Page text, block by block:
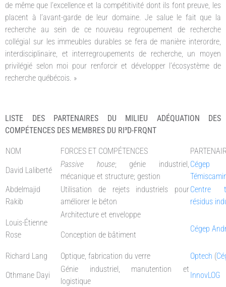
de même que l’excellence et la compétitivité dont ils font preuve, les
placent à l’avant-garde de leur domaine. Je salue le fait que la
recherche au sein de ce nouveau regroupement de recherche
collégial sur les immeubles durables se fera de manière interordre,
interdisciplinaire, et interregroupements de recherche, un moyen
privilégié selon moi pour renforcir et développer l’écosystème de
recherche québécois. »
LISTE DES PARTENAIRES DU MILIEU ADÉQUATION DES
COMPÉTENCES DES MEMBRES DU RI³D-FRQNT
NOM FORCES ET COMPÉTENCES
David Laliberté
Passive house; génie industriel,
mécanique et structure; gestion
Abdelmajid
Rakib
Utilisation de rejets industriels pour
améliorer le béton
Centre
résidus
Louis-Étienne
Rose
Architecture et enveloppe
Conception de bâtiment
Cégep
Richard Lang Optique, fabrication du verre Optech (
Othmane Dayi
Génie industriel, manutention et
logistique
InnovLOG